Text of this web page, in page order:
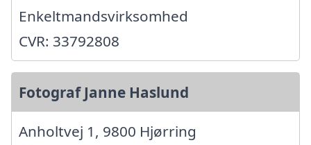
Enkeltmandsvirksomhed
CVR: 33792808
Fotograf Janne Haslund
Anholtvej 1, 9800 Hjørring